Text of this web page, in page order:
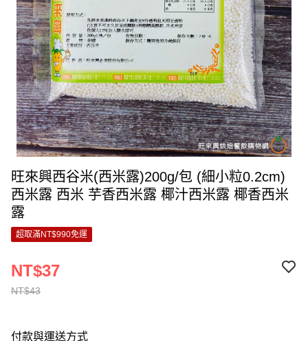
旺來興西谷米(西米露)200g/包 (細小粒0.2cm)
西米露 西米 芋香西米露 椰汁西米露 椰香西米
露
超取滿NT$990免運
NT$43
NT$37
付款與運送方式